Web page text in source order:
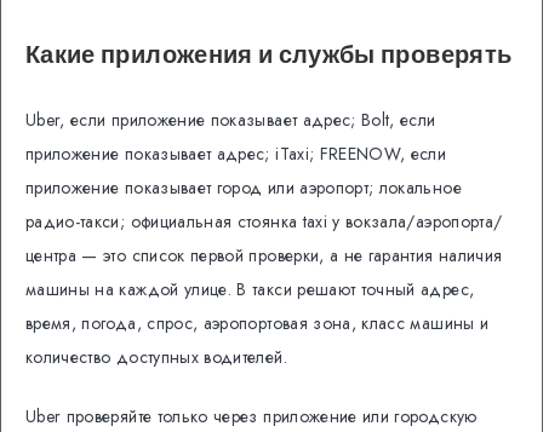
Какие приложения и службы проверять
Uber, если приложение показывает адрес; Bolt, если
приложение показывает адрес; iTaxi; FREENOW, если
приложение показывает город или аэропорт; локальное
радио-такси; официальная стоянка taxi у вокзала/аэропорта/
центра — это список первой проверки, а не гарантия наличия
машины на каждой улице. В такси решают точный адрес,
время, погода, спрос, аэропортовая зона, класс машины и
количество доступных водителей.
Uber проверяйте только через приложение или городскую